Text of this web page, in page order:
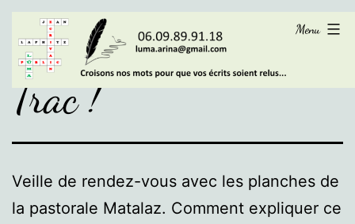
contenu
LÜMA Menu
Trac !
Veille de rendez-vous avec les planches de
la pastorale Matalaz. Comment expliquer ce